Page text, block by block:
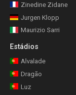
Zinedine Zidane
Jurgen Klopp
Maurizio Sarri
Estádios
Alvalade
Dragão
Luz